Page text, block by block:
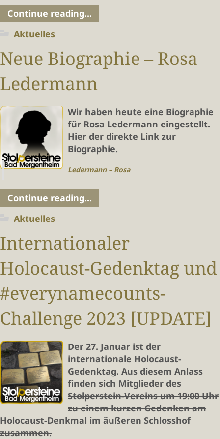
Continue reading...
Aktuelles
Neue Biographie – Rosa
Ledermann
Wir haben heute eine Biographie
für Rosa Ledermann eingestellt.
Hier der direkte Link zur
Biographie.
Ledermann – Rosa
Continue reading...
Aktuelles
Internationaler
Holocaust-Gedenktag und
#everynamecounts-
Challenge 2023 [UPDATE]
Der 27. Januar ist der
internationale Holocaust-
Gedenktag. Aus diesem Anlass
finden sich Mitglieder des
Stolperstein-Vereins um 19:00 Uhr
zu einem kurzen Gedenken am
Holocaust-Denkmal im äußeren Schlosshof
zusammen.